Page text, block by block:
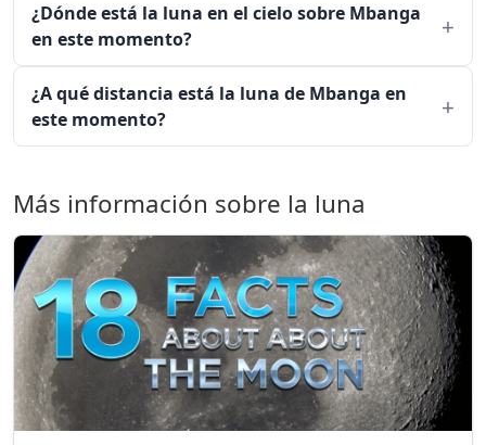
¿Dónde está la luna en el cielo sobre Mbanga
en este momento?
¿A qué distancia está la luna de Mbanga en
este momento?
Más información sobre la luna